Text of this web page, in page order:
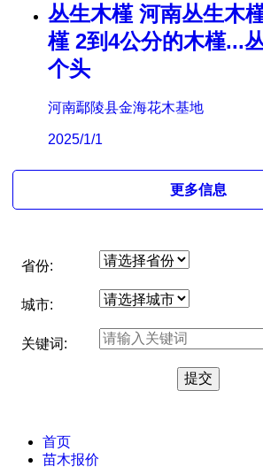
丛生木槿 河南丛生木
槿 2到4公分的木槿...
个头
河南鄢陵县金海花木基地
2025/1/1
更多信息
省份:
城市:
关键词:
首页
苗木报价